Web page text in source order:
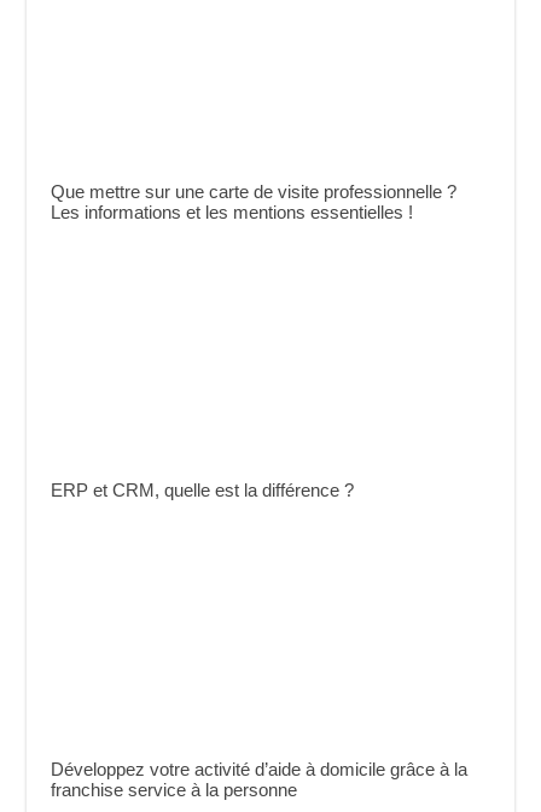
Que mettre sur une carte de visite professionnelle ?
Les informations et les mentions essentielles !
ERP et CRM, quelle est la différence ?
Développez votre activité d’aide à domicile grâce à la
franchise service à la personne